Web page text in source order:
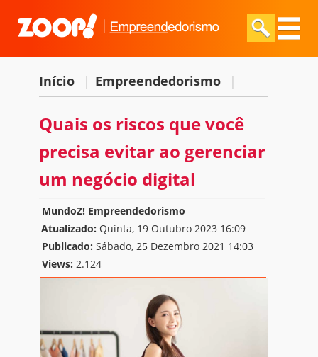
Início | Empreendedorismo |
Quais os riscos que você
precisa evitar ao gerenciar
um negócio digital
MundoZ! Empreendedorismo
Atualizado: Quinta, 19 Outubro 2023 16:09
Publicado: Sábado, 25 Dezembro 2021 14:03
Views: 2.124